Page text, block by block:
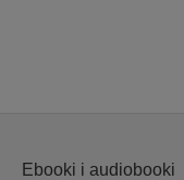
Ebooki i audiobooki